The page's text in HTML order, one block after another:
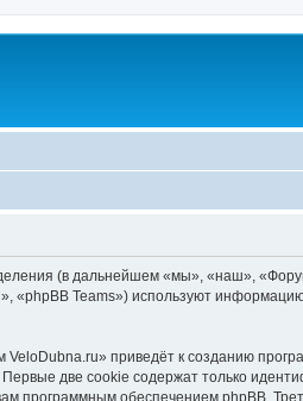
(в дальнейшем «мы», «наш»,
Teams») используют
приведёт к созданию
две cookie содержат только
программным обеспечением phpBB.